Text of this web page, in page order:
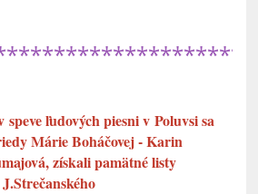
speve ľudových piesni v Poluvsi sa
Márie Boháčovej - Karin
získali pamätné listy